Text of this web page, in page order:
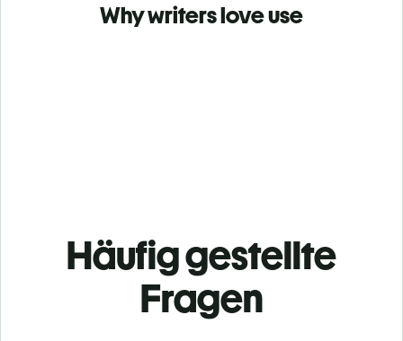
Why writers love use
Häufig gestellte
Fragen